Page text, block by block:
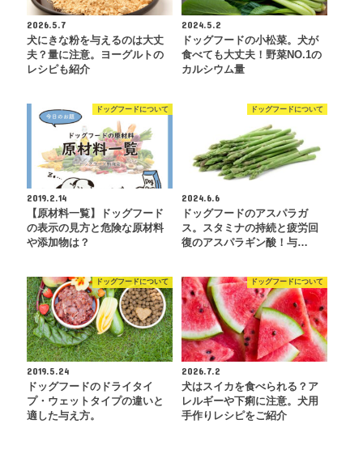
2026.5.7
犬にきな粉を与えるのは大丈
夫？量に注意。ヨーグルトの
レシピも紹介
2024.5.2
ドッグフードの小松菜。犬が
食べても大丈夫！野菜NO.1の
カルシウム量
ドッグフードについて
2019.2.14
【原材料一覧】ドッグフード
の表示の見方と危険な原材料
や添加物は？
ドッグフードについて
2024.6.6
ドッグフードのアスパラガ
ス。スタミナの持続と疲労回
復のアスパラギン酸！与…
ドッグフードについて
2019.5.24
ドッグフードのドライタイ
プ・ウェットタイプの違いと
適した与え方。
ドッグフードについて
2026.7.2
犬はスイカを食べられる？ア
レルギーや下痢に注意。犬用
手作りレシピをご紹介